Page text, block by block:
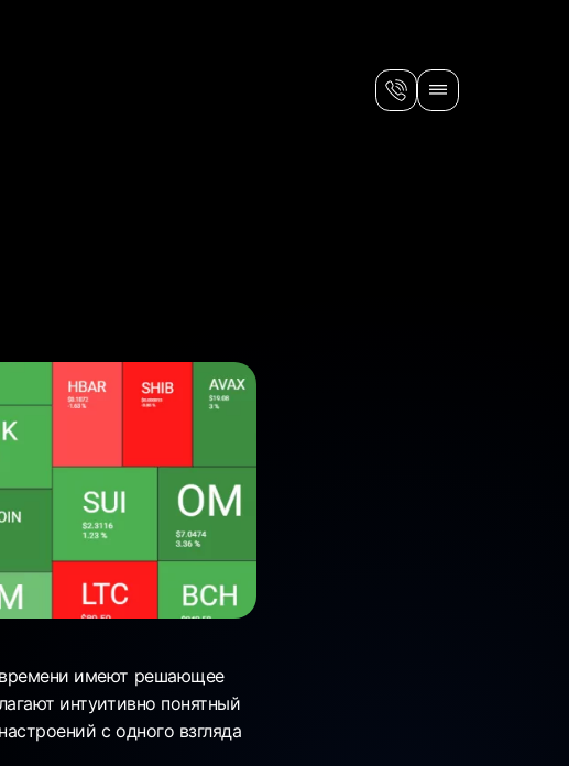
времени имеют решающее
интуитивно понятный
с одного взгляда